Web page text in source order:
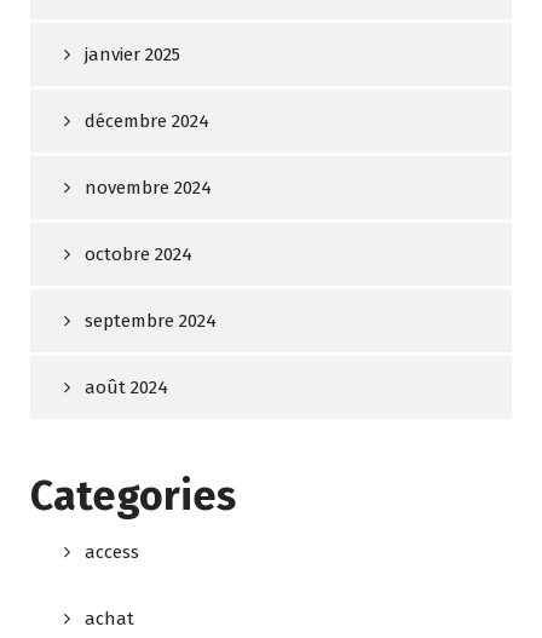
janvier 2025
décembre 2024
novembre 2024
octobre 2024
septembre 2024
août 2024
Categories
access
achat